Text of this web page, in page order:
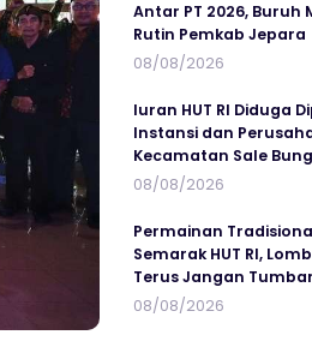
Antar PT 2026, Buruh
Rutin Pemkab Jepara
08/08/2026
Iuran HUT RI Diduga
Instansi dan
Kecamatan Sale
08/08/2026
Permainan
Semarak HUT RI,
Terus Jangan
08/08/2026